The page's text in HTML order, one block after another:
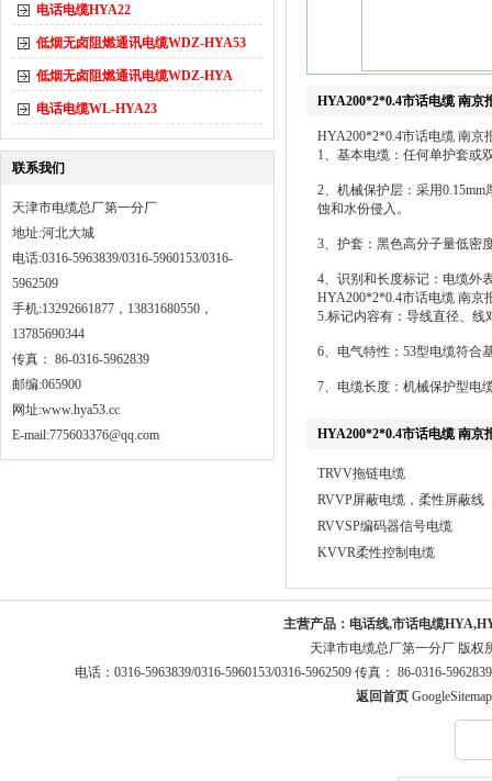
电话电缆HYA22
低烟无卤阻燃通讯电缆WDZ-HYA53
低烟无卤阻燃通讯电缆WDZ-HYA
电话电缆WL-HYA23
联系我们
天津市电缆总厂第一分厂
地址:河北大城
电话:0316-5963839/0316-5960153/0316-
5962509
手机:13292661877，13831680550，
13785690344
传真： 86-0316-5962839
邮编:065900
网址:www.hya53.cc
E-mail:775603376@qq.com
HYA200*2*0.4市话电缆 南京
HYA200*2*0.4市话电缆 南京
1、基本电缆：任何单护套或
2、机械保护层：采用
蚀和水份侵入。
3、护套：黑色高分子量低密
4、识别和长度标记：电缆外
HYA200*2*0.4市话电缆 南京
5.标记内容有：导线直径、
6、电气特性：53型电缆符合
7、电缆长度：机械保护型电
HYA200*2*0.4市话电缆 南京
TRVV拖链电缆
RVVP屏蔽电缆，柔性屏蔽线
RVVSP编码器信号电缆
KVVR柔性控制电缆
主营产品： 电话线,市话电缆
天津市电缆总厂第一分厂 版权
电话：0316-5963839/0316-5960153/0316-5962509 传真： 86-0316-
返回首页 GoogleSitemap